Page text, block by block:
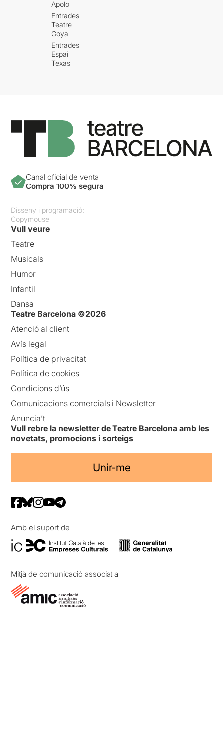
Apolo
Entrades
Teatre
Goya
Entrades
Espai
Texas
Canal oficial de venta
Compra 100% segura
Disseny i programació:
Copymouse
Vull veure
Teatre
Musicals
Humor
Infantil
Dansa
Teatre Barcelona ©2026
Atenció al client
Avís legal
Política de privacitat
Política de cookies
Condicions d’ús
Comunicacions comercials i Newsletter
Anuncia’t
Vull rebre la newsletter de Teatre Barcelona amb les
novetats, promocions i sorteigs
Unir-me
Amb el suport de
Mitjà de comunicació associat a